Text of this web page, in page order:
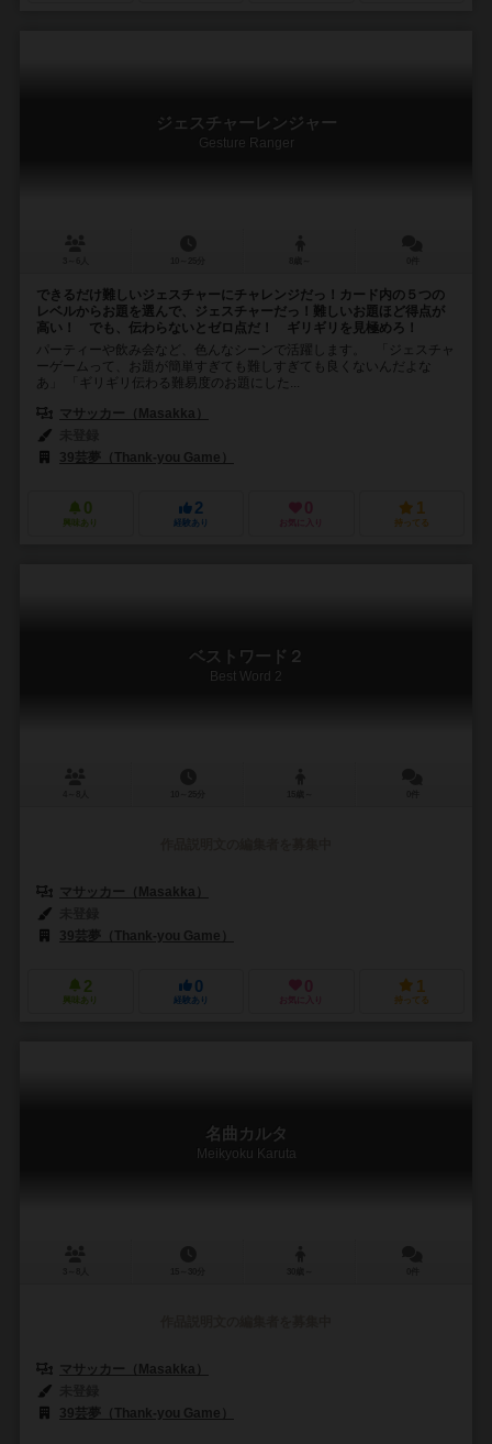
ジェスチャーレンジャー
Gesture Ranger
できるだけ難しいジェスチャーにチャレンジだっ！カード内の５つの
レベルからお題を選んで、ジェスチャーだっ！難しいお題ほど得点が
高い！ でも、伝わらないとゼロ点だ！ ギリギリを見極めろ！
パーティーや飲み会など、色んなシーンで活躍します。 「ジェスチャ
ーゲームって、お題が簡単すぎても難しすぎても良くないんだよな
あ」 「ギリギリ伝わる難易度のお題にした...
マサッカー（Masakka）
39芸夢（Thank-you Game）
0
興味あり
2
経験あり
0
お気に入り
1
持ってる
ベストワード２
Best Word 2
マサッカー（Masakka）
39芸夢（Thank-you Game）
2
興味あり
0
経験あり
0
お気に入り
1
持ってる
名曲カルタ
Meikyoku Karuta
マサッカー（Masakka）
39芸夢（Thank-you Game）